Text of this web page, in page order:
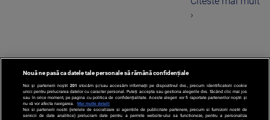
›
1
Nouă ne pasă ca datele tale personale să rămână confidențiale
Noi și partenerii noștri 201 stocăm și/sau accesăm informații pe dispozitivul dvs., precum identificatorii cookie
unici pentru prelucrarea datelor cu caracter personal. Puteți accepta sau gestiona alegerile dvs. făcând clic mai jos
sau în orice moment, pe pagina cu politica de confidențialitate. Aceste alegeri vor fi raportate partenerilor noștri și
nu vă vor afecta navigarea.
Mai multe detalii
Noi si partenerii nostri (retelele de socializare si agentiile de publicitate partenere, precum si furnizorii nostri de
servicii de date analitice) prelucram date pentru a permite website-ului sa functioneze, pentru a personaliza